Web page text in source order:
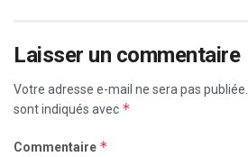
Laisser un commentaire
Votre adresse e-mail ne sera pas publiée.
sont indiqués avec *
Commentaire *